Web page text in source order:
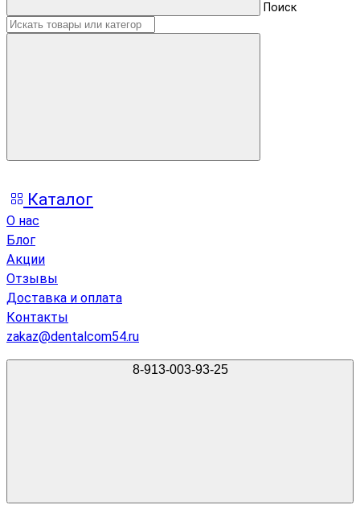
Поиск
Каталог
О нас
Блог
Акции
Отзывы
Доставка и оплата
Контакты
zakaz@dentalcom54.ru
8-913-003-93-25